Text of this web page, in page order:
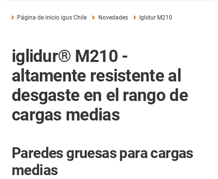
Página de inicio igus Chile Novedades Iglidur M210
iglidur® M210 -
altamente resistente al
desgaste en el rango de
cargas medias
Paredes gruesas para cargas
medias